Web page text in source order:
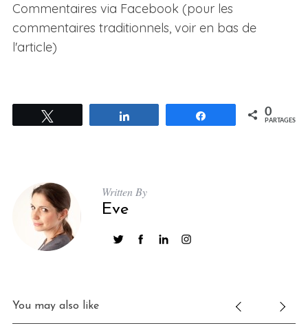
Commentaires via Facebook (pour les
commentaires traditionnels, voir en bas de
l'article)
Partagez 0
PARTAGES
Written By
Eve
You may also like